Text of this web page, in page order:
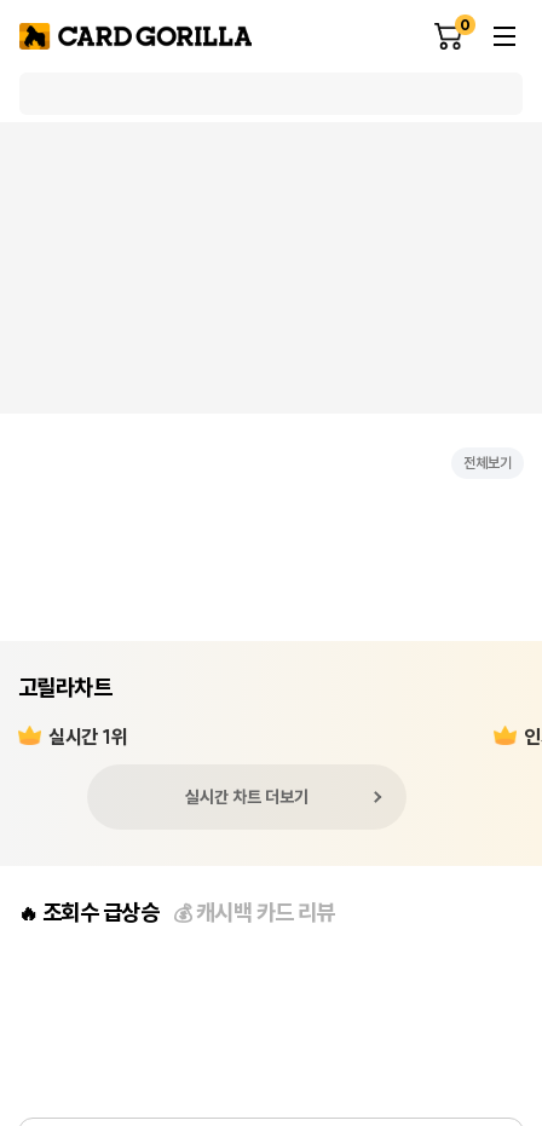
0
전체보기
고릴라차트
실시간 1위
실시간 차트 더보기
🔥 조회수 급상승 💰캐시백 카드 리뷰